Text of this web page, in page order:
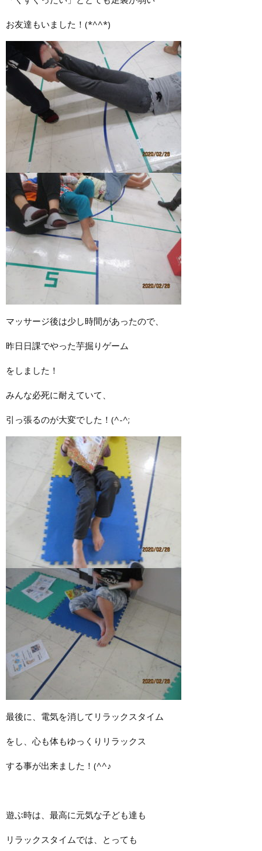
お友達もいました！(*^^*)
マッサージ後は少し時間があったので、
昨日日課でやった芋掘りゲーム
をしました！
みんな必死に耐えていて、
引っ張るのが大変でした！(^-^;
最後に、電気を消してリラックスタイム
をし、心も体もゆっくりリラックス
する事が出来ました！(^^♪
遊ぶ時は、最高に元気な子ども達も
リラックスタイムでは、とっても